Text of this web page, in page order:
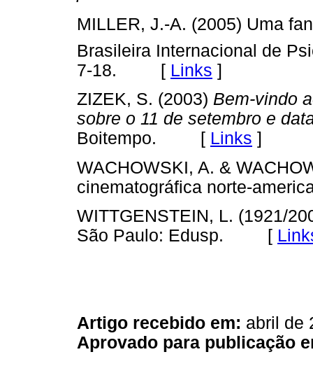
MILLER, J.-A. (2005) Uma
Brasileira Internacional de
7-18. [ Links ]
ZIZEK, S. (2003) Bem-vindo
sobre o 11 de setembro e
Boitempo. [ Links ]
WACHOWSKI, A. &
cinematográfica norte-
WITTGENSTEIN, L. (1921/
São Paulo: Edusp. [
Artigo recebido em: abril de
Aprovado para publicação